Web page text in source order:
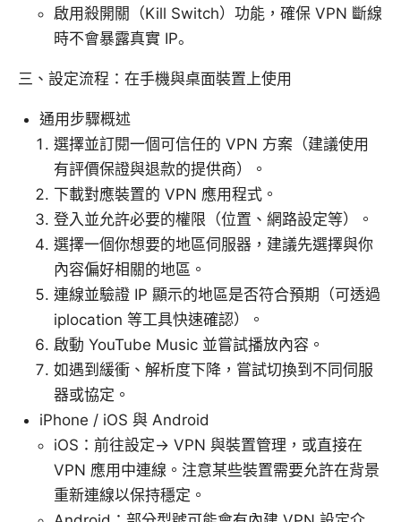
啟用殺開關（Kill Switch）功能，確保 VPN 斷線
時不會暴露真實 IP。
三、設定流程：在手機與桌面裝置上使用
通用步驟概述
選擇並訂閱一個可信任的 VPN 方案（建議使用
有評價保證與退款的提供商）。
下載對應裝置的 VPN 應用程式。
登入並允許必要的權限（位置、網路設定等）。
選擇一個你想要的地區伺服器，建議先選擇與你
內容偏好相關的地區。
連線並驗證 IP 顯示的地區是否符合預期（可透過
iplocation 等工具快速確認）。
啟動 YouTube Music 並嘗試播放內容。
如遇到緩衝、解析度下降，嘗試切換到不同伺服
器或協定。
iPhone / iOS 與 Android
iOS：前往設定-> VPN 與裝置管理，或直接在
VPN 應用中連線。注意某些裝置需要允許在背景
重新連線以保持穩定。